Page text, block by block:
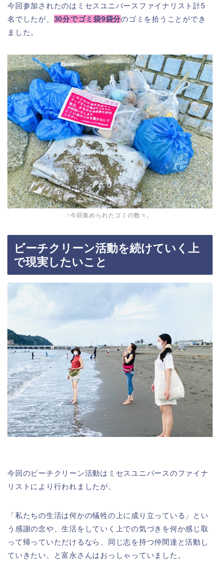
今回参加されたのはミセスユニバースファイナリスト計5
名でしたが、 30分でゴミ袋9袋分のゴミを拾うことができ
ました。
↑今回集められたゴミの数々。
ビーチクリーン活動を続けていく上
で現実したいこと
今回のビーチクリーン活動はミセスユニバースのファイナ
リストにより行われましたが、
「私たちの生活は何かの犠牲の上に成り立っている」とい
う感謝の念や、生活をしていく上での気づきを何か感じ取
って帰っていただけるなら、同じ志を持つ仲間達と活動し
ていきたい、と富永さんはおっしゃっていました。